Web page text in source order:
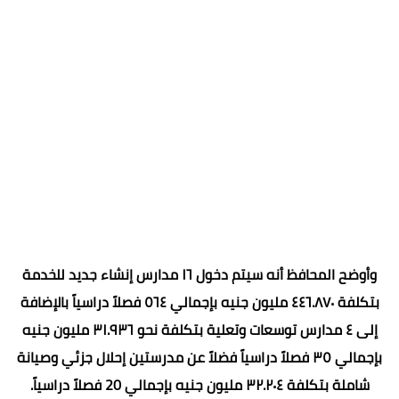
وأوضح المحافظ أنه سيتم دخول ١٦ مدارس إنشاء جديد للخدمة
بتكلفة ٤٤٦.٨٧٠ مليون جنيه بإجمالي ٥٦٤ فصلاً دراسياً بالإضافة
إلى ٤ مدارس توسعات وتعلية بتكلفة نحو ٣١.٩٣٦ مليون جنيه
بإجمالي ٣٥ فصلاً دراسياً فضلاً عن مدرستين إحلال جزئي وصيانة
شاملة بتكلفة ٣٢.٢٠٤ مليون جنيه بإجمالي 20 فصلاً دراسياً.